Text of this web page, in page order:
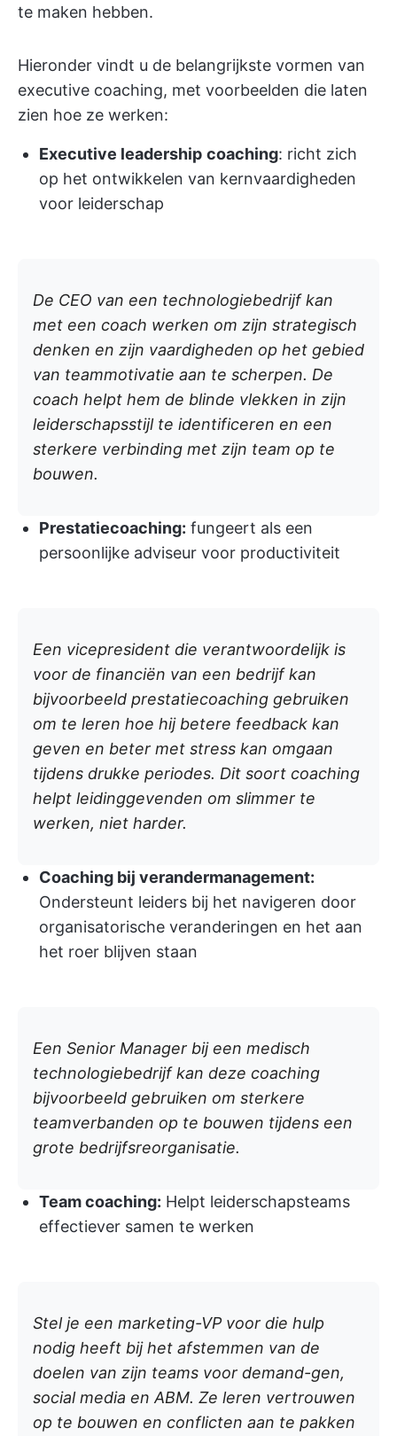
te maken hebben.
Hieronder vindt u de belangrijkste vormen van
executive coaching, met voorbeelden die laten
zien hoe ze werken:
Executive leadership coaching: richt zich
op het ontwikkelen van kernvaardigheden
voor leiderschap
De CEO van een technologiebedrijf kan
met een coach werken om zijn strategisch
denken en zijn vaardigheden op het gebied
van teammotivatie aan te scherpen. De
coach helpt hem de blinde vlekken in zijn
leiderschapsstijl te identificeren en een
sterkere verbinding met zijn team op te
bouwen.
Prestatiecoaching: fungeert als een
persoonlijke adviseur voor productiviteit
Een vicepresident die verantwoordelijk is
voor de financiën van een bedrijf kan
bijvoorbeeld prestatiecoaching gebruiken
om te leren hoe hij betere feedback kan
geven en beter met stress kan omgaan
tijdens drukke periodes. Dit soort coaching
helpt leidinggevenden om slimmer te
werken, niet harder.
Coaching bij verandermanagement:
Ondersteunt leiders bij het navigeren door
organisatorische veranderingen en het aan
het roer blijven staan
Een Senior Manager bij een medisch
technologiebedrijf kan deze coaching
bijvoorbeeld gebruiken om sterkere
teamverbanden op te bouwen tijdens een
grote bedrijfsreorganisatie.
Team coaching: Helpt leiderschapsteams
effectiever samen te werken
Stel je een marketing-VP voor die hulp
nodig heeft bij het afstemmen van de
doelen van zijn teams voor demand-gen,
social media en ABM. Ze leren vertrouwen
op te bouwen en conflicten aan te pakken